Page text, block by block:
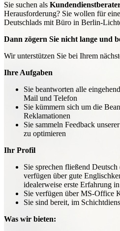
Sie suchen als
Herausforderung? Sie wollen für
Deutschlads mit Büro in Berlin-
Dann zögern Sie nicht lange und
Wir unterstützen Sie bei Ihrem
Ihre Aufgaben
Sie beantworten alle
Mail und Telefon
Sie kümmern sich um die
Reklamationen
Sie sammeln Feedback
zu optimieren
Ihr Profil
Sie sprechen fließend
verfügen über gute
idealerweise erste Erfahrung
Sie verfügen über MS-Office
Sie sind bereit, im
Was wir bieten: